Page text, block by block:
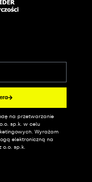
na przetwarzanie
sp.k. w celu
Wyrażam
elektroniczną na
o.o. sp.k.